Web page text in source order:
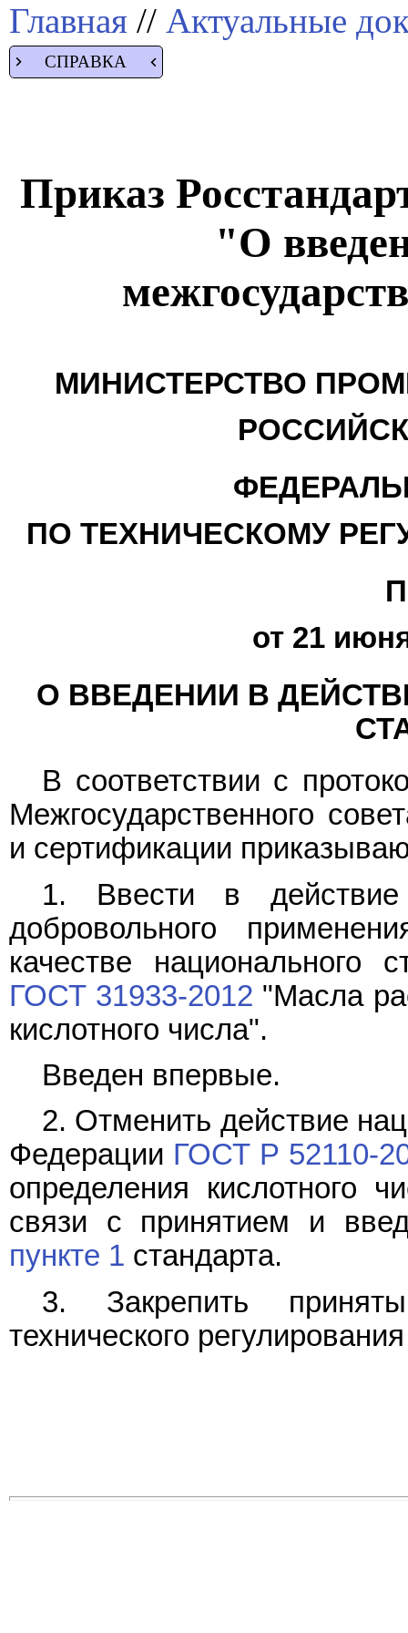
Главная // Актуальные
СПРАВКА
Приказ
"О
МИНИСТЕРСТВО
ПО ТЕХНИЧЕСКОМУ
от 21
О ВВЕДЕНИИ В
В соответствии с
Межгосударственного
и сертификации
1. Ввести в
добровольного
качестве национального
ГОСТ 31933-2012 "Масла
кислотного числа".
Введен впервые.
2. Отменить действие
Федерации ГОСТ Р 52110-
определения кислотного
связи с принятием и
пункте 1 стандарта.
3. Закрепить
технического